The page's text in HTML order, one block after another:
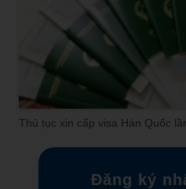
Thủ tục xin cấp visa Hàn Quốc
Đăng ký